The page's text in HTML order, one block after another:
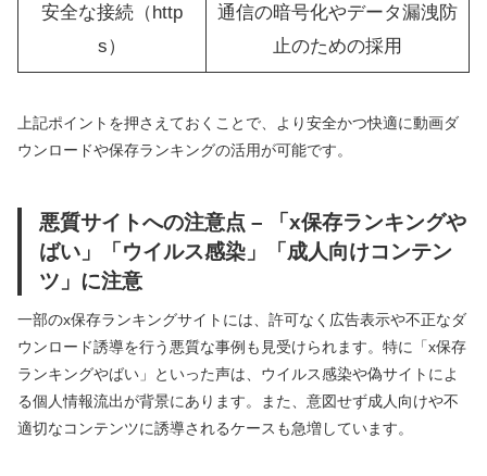
安全な接続（http
s）
通信の暗号化やデータ漏洩防
止のための採用
上記ポイントを押さえておくことで、より安全かつ快適に動画ダ
ウンロードや保存ランキングの活用が可能です。
悪質サイトへの注意点 – 「x保存ランキングや
ばい」「ウイルス感染」「成人向けコンテン
ツ」に注意
一部のx保存ランキングサイトには、許可なく広告表示や不正なダ
ウンロード誘導を行う悪質な事例も見受けられます。特に「x保存
ランキングやばい」といった声は、ウイルス感染や偽サイトによ
る個人情報流出が背景にあります。また、意図せず成人向けや不
適切なコンテンツに誘導されるケースも急増しています。